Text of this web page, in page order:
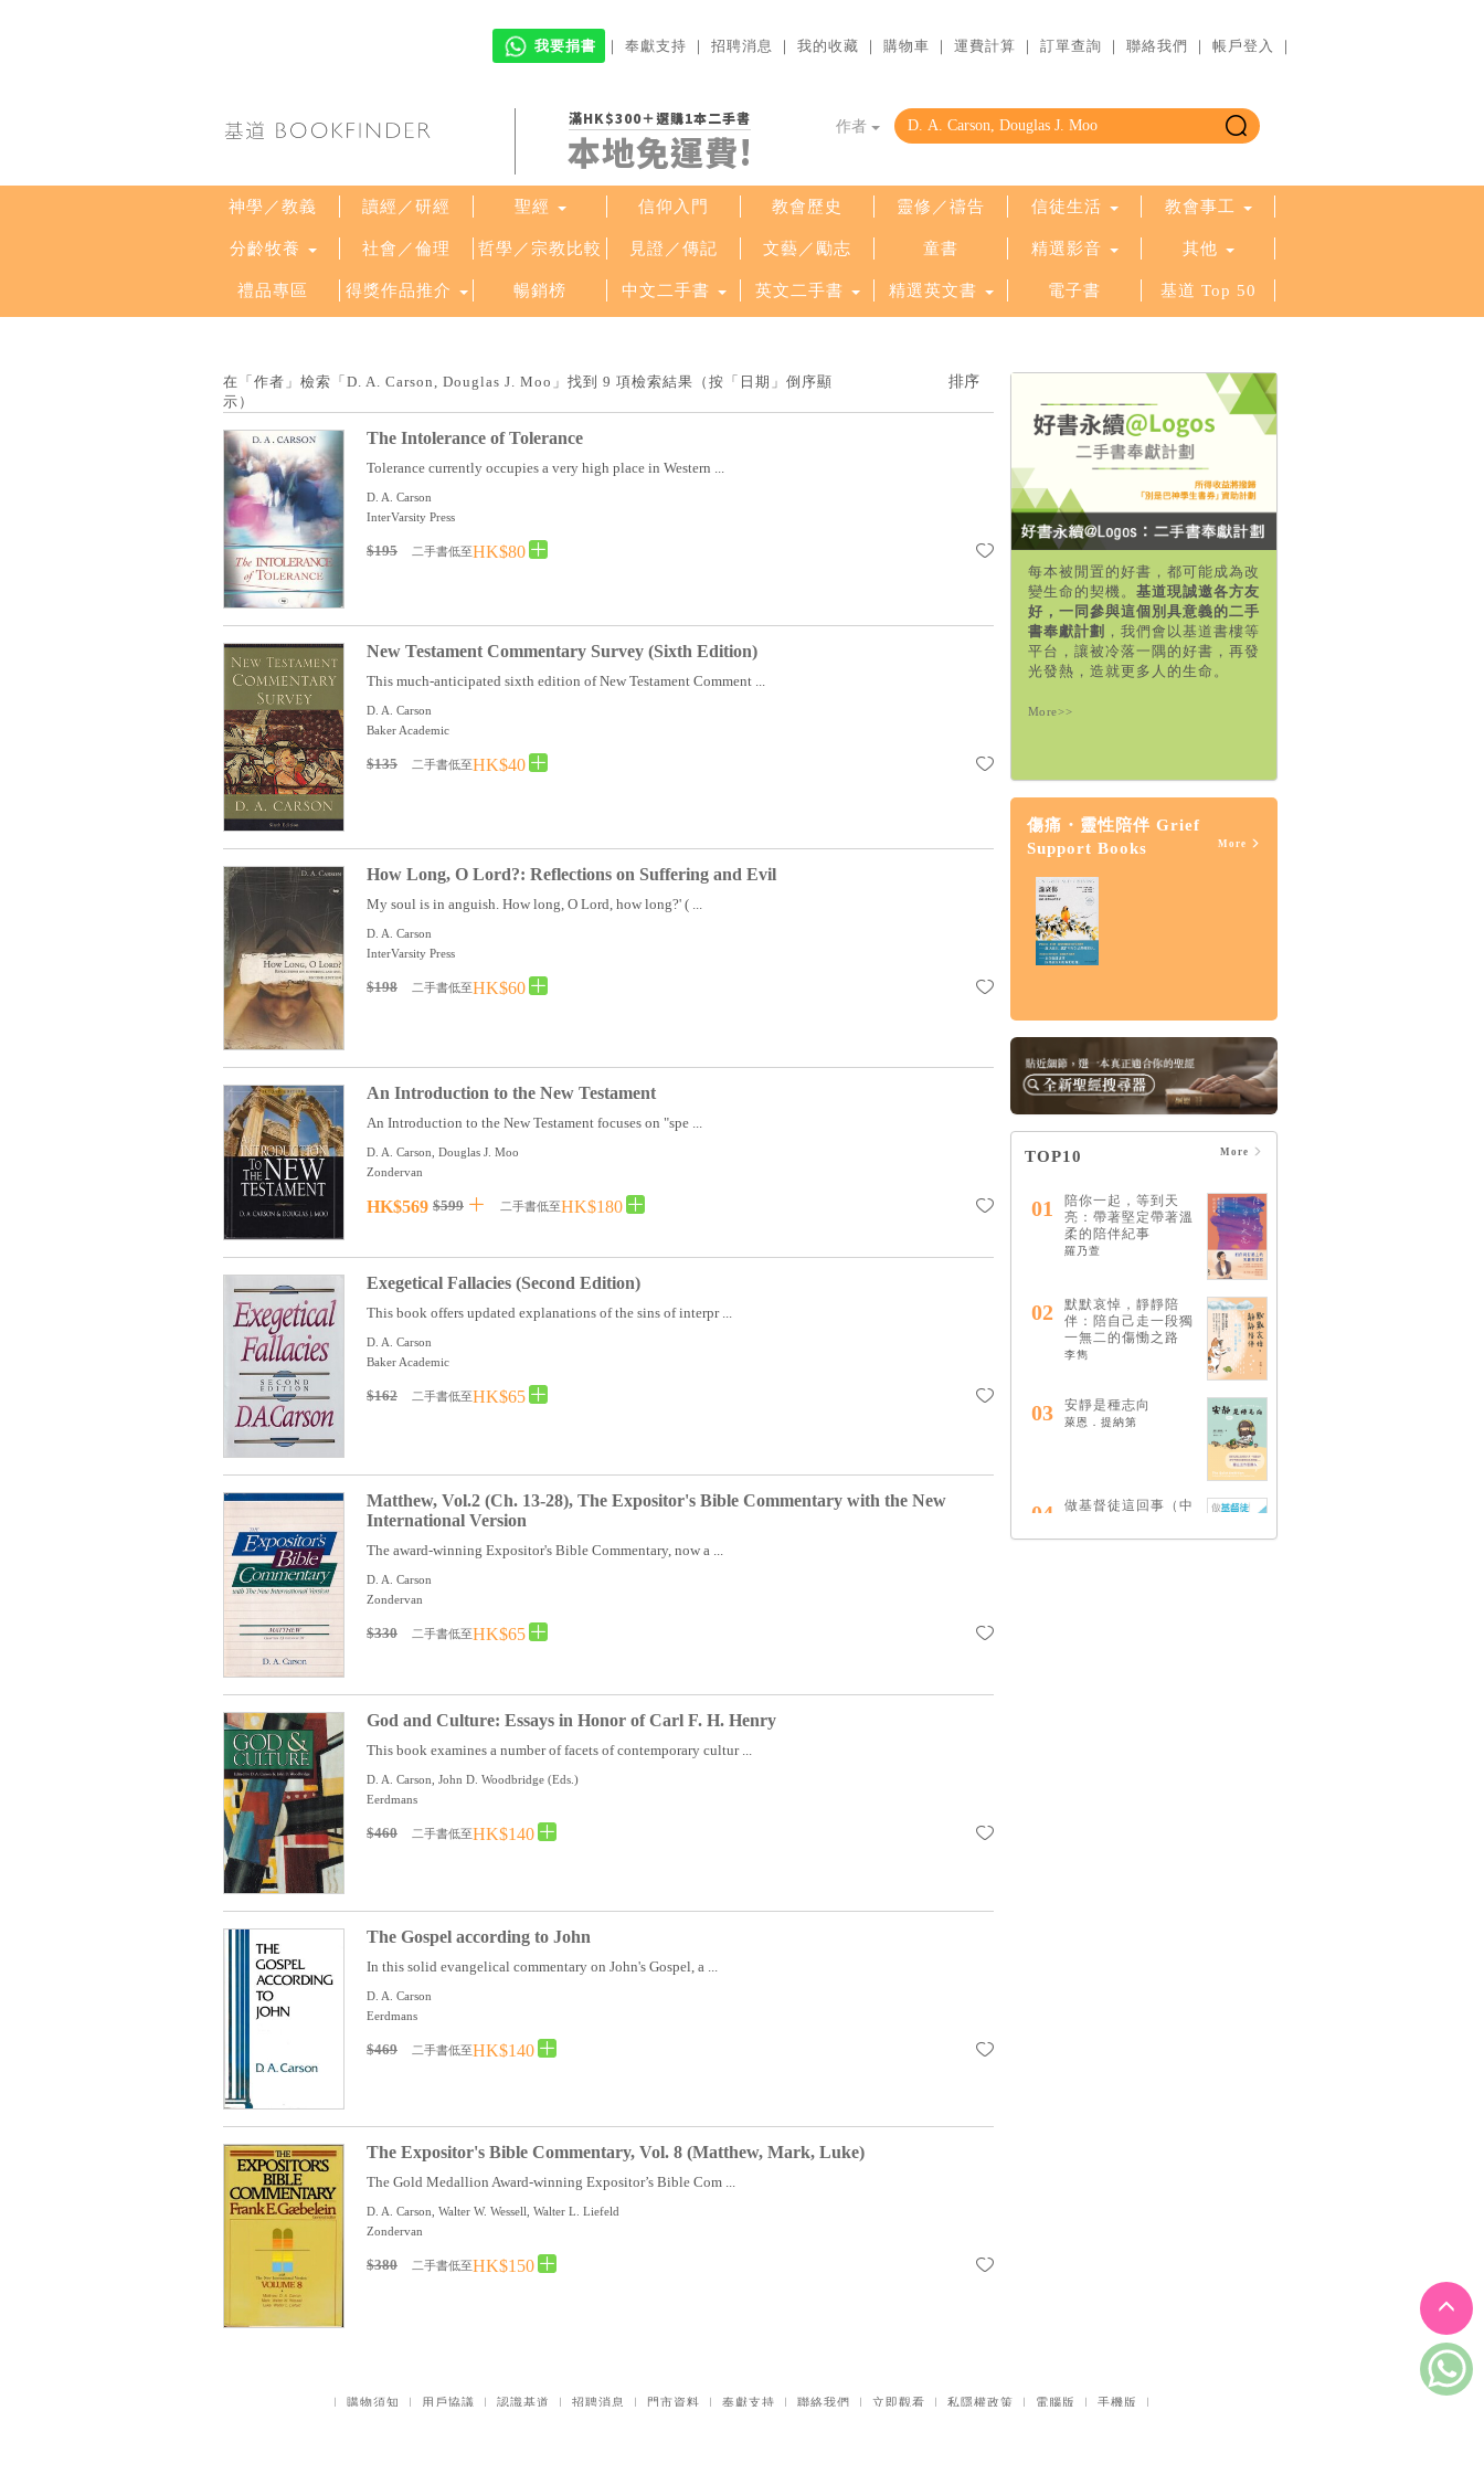
我要捐書 ｜ 奉獻支持 ｜ 招聘消息 ｜ 我的收藏 ｜ 購物車 ｜ 運費計算 ｜ 訂單查詢 ｜ 聯絡我們 ｜ 帳戶登入 ｜
滿HK$300＋選購1本二手書
本地免運費!
作者
神學／教義 讀經／研經 聖經 信仰入門 教會歷史 靈修／禱告 信徒生活 教會事工
分齡牧養 社會／倫理 哲學／宗教比較 見證／傳記 文藝／勵志 童書 精選影音 其他
禮品專區 得獎作品推介 暢銷榜 中文二手書 英文二手書 精選英文書 電子書 基道 Top 50
在「作者」檢索「D. A. Carson, Douglas J. Moo」找到 9 項檢索結果（按「日期」倒序顯
示）
The Intolerance of Tolerance
Tolerance currently occupies a very high place in Western ...
D. A. Carson
InterVarsity Press
$195 二手書低至HK$80
New Testament Commentary Survey (Sixth Edition)
This much-anticipated sixth edition of New Testament Comment ...
D. A. Carson
Baker Academic
$135 二手書低至HK$40
How Long, O Lord?: Reflections on Suffering and Evil
My soul is in anguish. How long, O Lord, how long?' ( ...
D. A. Carson
InterVarsity Press
$198 二手書低至HK$60
An Introduction to the New Testament
An Introduction to the New Testament focuses on "spe ...
D. A. Carson, Douglas J. Moo
Zondervan
HK$569 $599 二手書低至HK$180
Exegetical Fallacies (Second Edition)
This book offers updated explanations of the sins of interpr ...
D. A. Carson
Baker Academic
$162 二手書低至HK$65
Matthew, Vol.2 (Ch. 13-28), The Expositor's Bible Commentary with the New
International Version
The award-winning Expositor's Bible Commentary, now a ...
D. A. Carson
Zondervan
$330 二手書低至HK$65
God and Culture: Essays in Honor of Carl F. H. Henry
This book examines a number of facets of contemporary cultur ...
D. A. Carson, John D. Woodbridge (Eds.)
Eerdmans
$460 二手書低至HK$140
The Gospel according to John
In this solid evangelical commentary on John's Gospel, a ...
D. A. Carson
Eerdmans
$469 二手書低至HK$140
The Expositor's Bible Commentary, Vol. 8 (Matthew, Mark, Luke)
The Gold Medallion Award-winning Expositor’s Bible Com ...
D. A. Carson, Walter W. Wessell, Walter L. Liefeld
Zondervan
$380 二手書低至HK$150
每本被閒置的好書，都可能成為改
變生命的契機。 基道現誠邀各方友
好，一同參與這個別具意義的二手
書奉獻計劃 ，我們會以基道書樓等
平台，讓被冷落一隅的好書，再發
光發熱，造就更多人的生命。
More>>
傷痛・靈性陪伴 Grief
Support Books
More
療癒的情緒、靈性與
心理旅程（20週年經
典新譯版）
HK$160 $168
TOP10 More
01
陪你一起，等到天
亮：帶著堅定帶著溫
柔的陪伴紀事
羅乃萱
02
默默哀悼，靜靜陪
伴：陪自己走一段獨
一無二的傷慟之路
李雋
03 安靜是種志向
萊恩．提納第
04
做基督徒這回事（中
蔡頌輝
｜ 購物須知 ｜ 用戶協議 ｜ 認識基道 ｜ 招聘消息 ｜ 門市資料 ｜ 奉獻支持 ｜ 聯絡我們 ｜ 立即觀看 ｜ 私隱權政策 ｜ 電腦版 ｜ 手機版 ｜